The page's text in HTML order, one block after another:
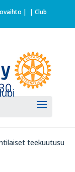
| | Club
teekuutusu